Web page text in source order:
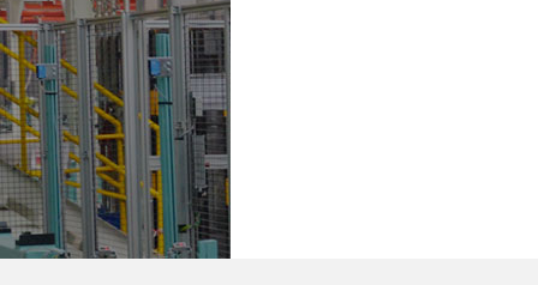
轮胎架
冲压件料架
仪表盘料架
转向机料架
消声器料架
悬挂料架
网箱
气瓶料架
卫浴行业